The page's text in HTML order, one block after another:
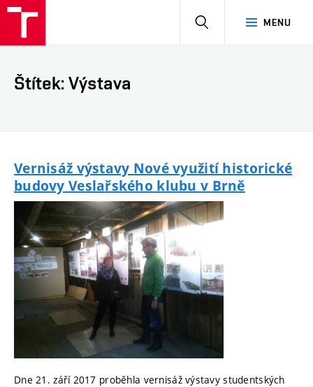
MENU
Štítek: Výstava
Vernisáž výstavy Nové využití historické
budovy Veslařského klubu v Brně
Dne 21. září 2017 proběhla vernisáž výstavy studentských